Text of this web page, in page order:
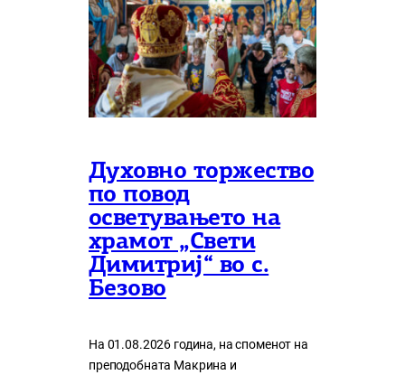
Духовно торжество
по повод
осветувањето на
храмот „Свети
Димитриј“ во с.
Безово
На 01.08.2026 година, на споменот на
преподобната Макрина и